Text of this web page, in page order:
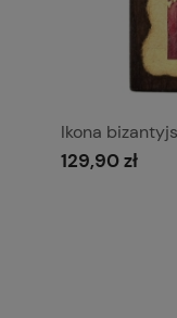
Ikona
129,90 zł